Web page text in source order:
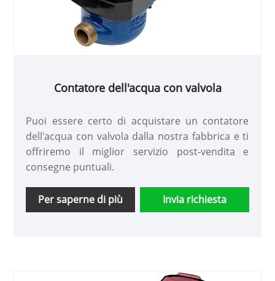
Contatore dell'acqua con valvola
Puoi essere certo di acquistare un contatore
dell'acqua con valvola dalla nostra fabbrica e ti
offriremo il miglior servizio post-vendita e
consegne puntuali.
Per saperne di più Invia richiesta